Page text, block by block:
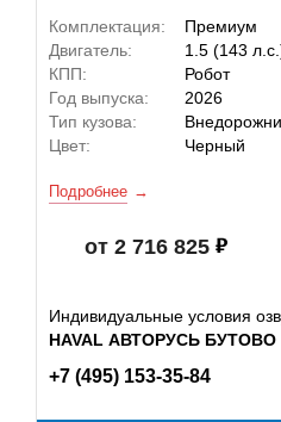
Комплектация:
Премиум
Двигатель:
1.5 (143
КПП:
Робот
Год выпуска:
2026
Тип кузова:
Цвет:
Черный
Подробнее
от 2 716 825
Индивидуальные условия
HAVAL АВТОРУСЬ БУТОВО
+7 (495) 153-35-84